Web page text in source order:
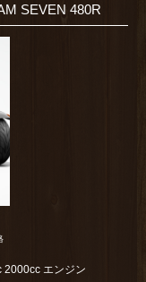
SEVEN 480R
エンジン